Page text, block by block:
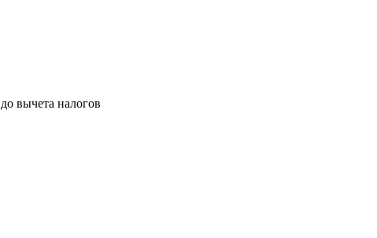
до вычета налогов